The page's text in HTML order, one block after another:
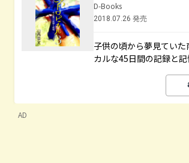
D-Books
2018.07.26 発売
子供の頃から夢見てい
カルな45日間の記録と記
AD